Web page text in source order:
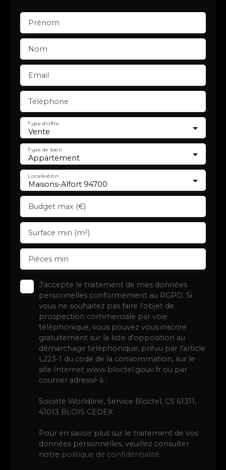
Prénom
Nom
Email
Téléphone
Vente
Type d'offre
Appartement
Type de bien
Maisons-Alfort 94700
Localisation
Budget max (€)
Surface min (m²)
Pièces min
J'accepte le traitement de mes données
personnelles conformément au RGPD. Si
vous ne souhaitez pas faire l'objet de
prospection commerciale par voie
téléphonique, vous pouvez vous inscrire
gratuitement sur la liste d'opposition au
démarchage téléphonique, prévu par l'article
L223-1 du code de la consommation, sur le
site Internet www.bloctel.gouv.fr ou par
courrier adressé à :
Société Worldline, Service Bloctel, CS 61311,
41013 BLOIS CEDEX.
Pour en savoir plus sur le traitement de vos
données personnelles, veuillez consulter
notre politique de confidentialité.